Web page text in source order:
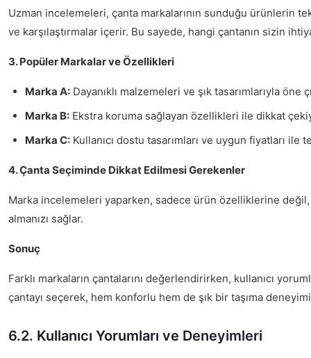
Uzman incelemeleri, çanta markalarının sunduğu ürünlerin
ve karşılaştırmalar içerir. Bu sayede, hangi çantanın sizin
3. Popüler Markalar ve Özellikleri
Marka A: Dayanıklı malzemeleri ve şık tasarımlarıyla öne
Marka B: Ekstra koruma sağlayan özellikleri ile dikkat
Marka C: Kullanıcı dostu tasarımları ve uygun fiyatları ile
4. Çanta Seçiminde Dikkat Edilmesi Gerekenler
Marka incelemeleri yaparken, sadece ürün özelliklerine değil,
almanızı sağlar.
Sonuç
Farklı markaların çantalarını değerlendirirken, kullanıcı
çantayı seçerek, hem konforlu hem de şık bir taşıma
6.2. Kullanıcı Yorumları ve Deneyimleri